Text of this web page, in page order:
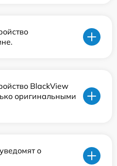
BlackView
оригинальными
о